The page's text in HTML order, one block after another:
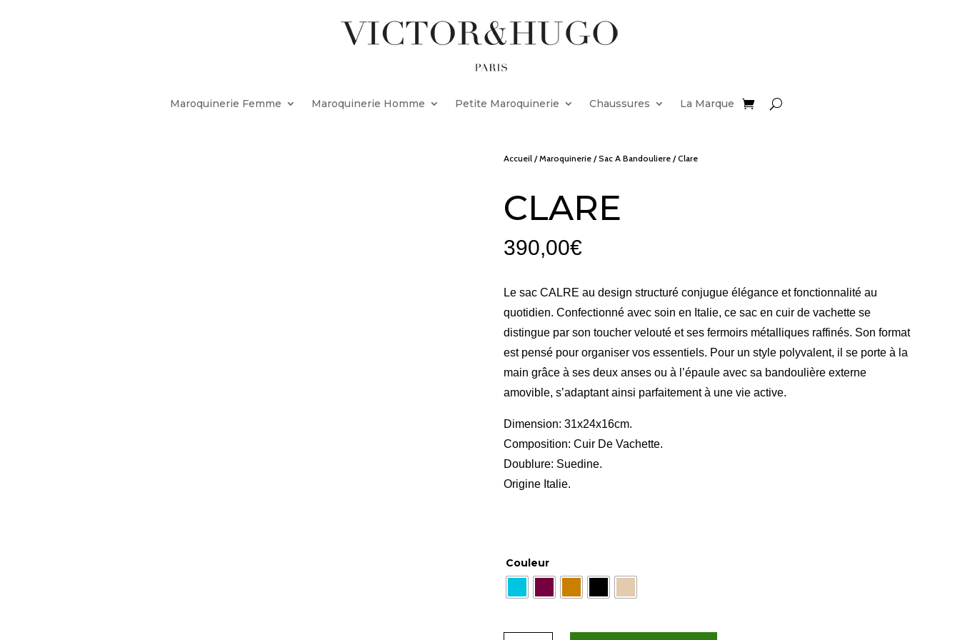
Maroquinerie Femme Maroquinerie Homme Petite Maroquinerie Chaussures La Marque
Accueil /Maroquinerie /Sac A Bandouliere / Clare
CLARE
390,00€
Le sac CALRE au design structuré conjugue élégance et fonctionnalité au
quotidien. Confectionné avec soin en Italie, ce sac en cuir de vachette se
distingue par son toucher velouté et ses fermoirs métalliques raffinés. Son format
est pensé pour organiser vos essentiels. Pour un style polyvalent, il se porte à la
main grâce à ses deux anses ou à l’épaule avec sa bandoulière externe
amovible, s’adaptant ainsi parfaitement à une vie active.
Dimension: 31x24x16cm.
Composition: Cuir De Vachette.
Doublure: Suedine.
Origine Italie.
Couleur